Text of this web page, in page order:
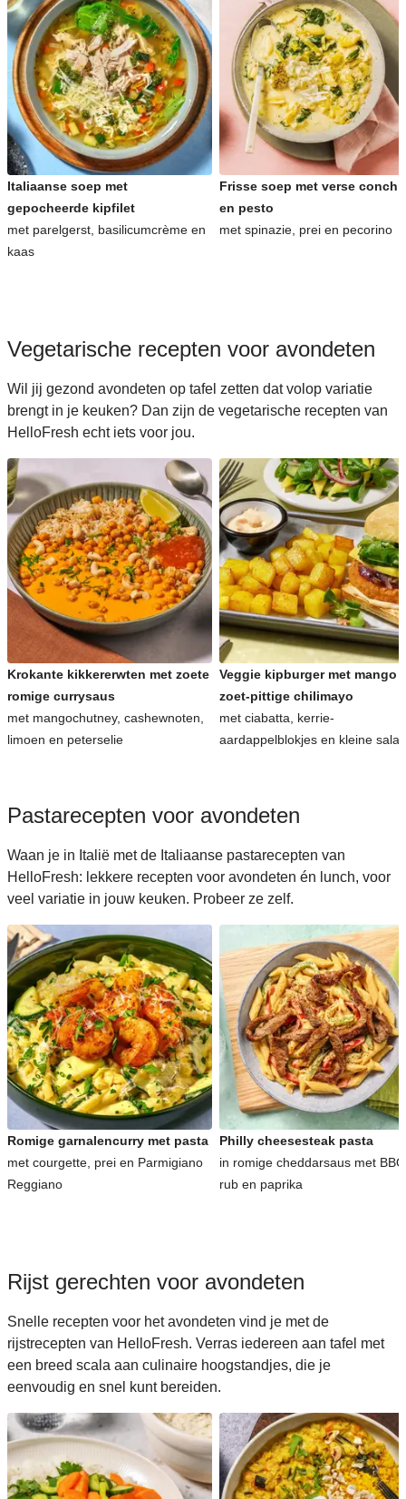
Italiaanse soep met
gepocheerde kipfilet
met parelgerst, basilicumcrème en
kaas
Frisse soep met verse
en pesto
met spinazie, prei en pecorino
Vegetarische recepten voor avondeten
Wil jij gezond avondeten op tafel zetten dat volop variatie
brengt in je keuken? Dan zijn de vegetarische recepten van
HelloFresh echt iets voor jou.
Krokante kikkererwten met zoete
romige currysaus
met mangochutney, cashewnoten,
limoen en peterselie
Veggie kipburger met mango
zoet-pittige chilimayo
met ciabatta, kerrie-
aardappelblokjes en kleine
Pastarecepten voor avondeten
Waan je in Italië met de Italiaanse pastarecepten van
HelloFresh: lekkere recepten voor avondeten én lunch, voor
veel variatie in jouw keuken. Probeer ze zelf.
Romige garnalencurry met pasta
met courgette, prei en Parmigiano
Reggiano
Philly cheesesteak pasta
in romige cheddarsaus met
rub en paprika
Rijst gerechten voor avondeten
Snelle recepten voor het avondeten vind je met de
rijstrecepten van HelloFresh. Verras iedereen aan tafel met
een breed scala aan culinaire hoogstandjes, die je
eenvoudig en snel kunt bereiden.